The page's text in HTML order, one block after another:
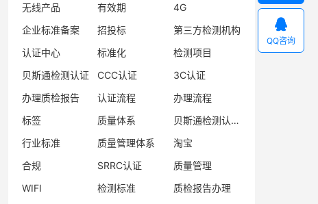
无线产品
有效期
4G
企业标准备案
招投标
第三方检测机构
认证中心
标准化
检测项目
贝斯通检测认证
CCC认证
3C认证
办理质检报告
认证流程
办理流程
标签
质量体系
贝斯通检测认证中心
行业标准
质量管理体系
淘宝
合规
SRRC认证
质量管理
WIFI
检测标准
质检报告办理

QQ咨询